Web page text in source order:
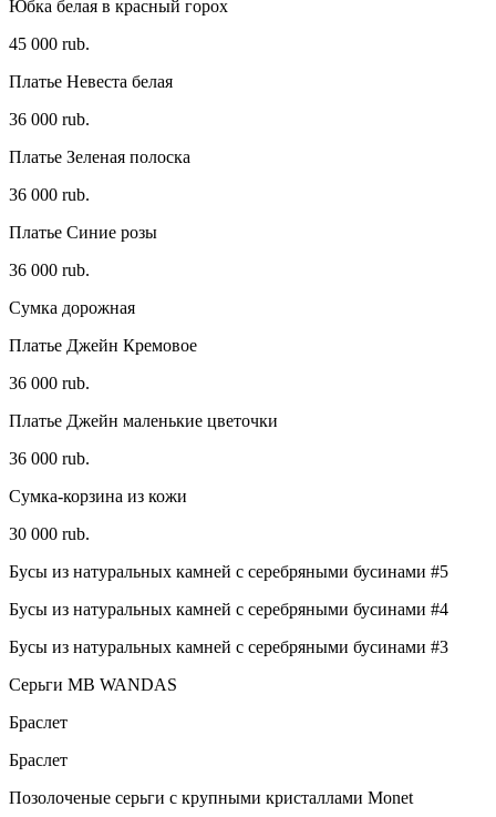
Юбка белая в красный горох
45 000 rub.
Платье Невеста белая
36 000 rub.
Платье Зеленая полоска
36 000 rub.
Платье Синие розы
36 000 rub.
Сумка дорожная
Платье Джейн Кремовое
36 000 rub.
Платье Джейн маленькие цветочки
36 000 rub.
Сумка-корзина из кожи
30 000 rub.
Бусы из натуральных камней с серебряными бусинами #5
Бусы из натуральных камней с серебряными бусинами #4
Бусы из натуральных камней с серебряными бусинами #3
Серьги MB WANDAS
Браслет
Браслет
Позолоченые серьги с крупными кристаллами Monet